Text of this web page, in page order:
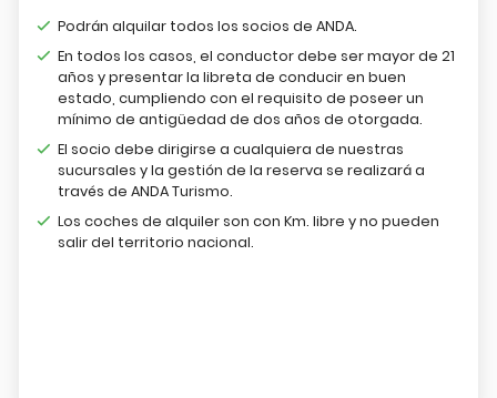
Podrán alquilar todos los socios de ANDA.
En todos los casos, el conductor debe ser mayor de 21
años y presentar la libreta de conducir en buen
estado, cumpliendo con el requisito de poseer un
mínimo de antigüedad de dos años de otorgada.
El socio debe dirigirse a cualquiera de nuestras
sucursales y la gestión de la reserva se realizará a
través de ANDA Turismo.
Los coches de alquiler son con Km. libre y no pueden
salir del territorio nacional.